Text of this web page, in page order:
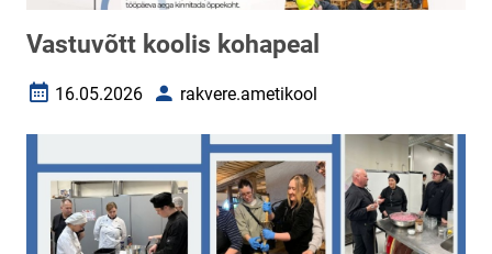
Vastuvõtt koolis kohapeal
Loomise kuupäev
16.05.2026 Autorrakvere.ametikool